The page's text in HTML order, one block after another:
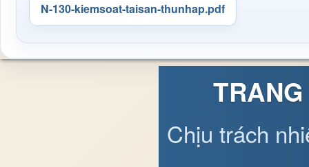
N-130-kiemsoat-taisan-thunhap.pdf
Chịu trách